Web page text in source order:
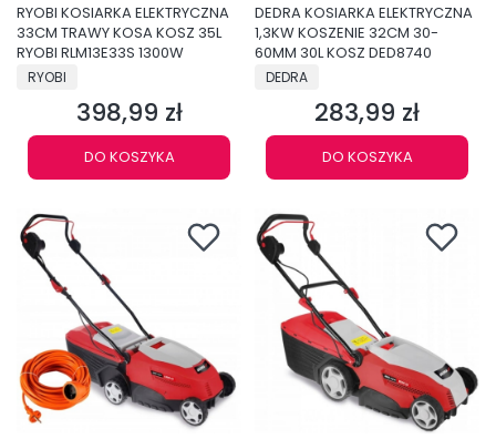
RYOBI KOSIARKA ELEKTRYCZNA
33CM TRAWY KOSA KOSZ 35L
RYOBI RLM13E33S 1300W
PRODUCENT
RYOBI
Cena
398,99 zł
DO KOSZYKA
DEDRA KOSIARKA ELEKTRYCZNA
1,3KW KOSZENIE 32CM 30-
60MM 30L KOSZ DED8740
PRODUCENT
DEDRA
Cena
283,99 zł
DO KOSZYKA